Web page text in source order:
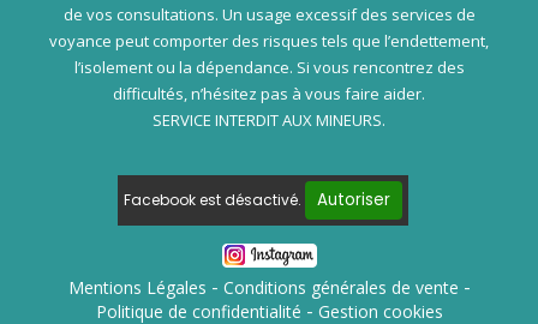
de vos consultations. Un usage excessif des services de
voyance peut comporter des risques tels que l’endettement,
l’isolement ou la dépendance. Si vous rencontrez des
difficultés, n’hésitez pas à vous faire aider.
SERVICE INTERDIT AUX MINEURS.
Facebook est désactivé. Autoriser
Mentions Légales
Conditions générales de vente
Politique de confidentialité
Gestion cookies